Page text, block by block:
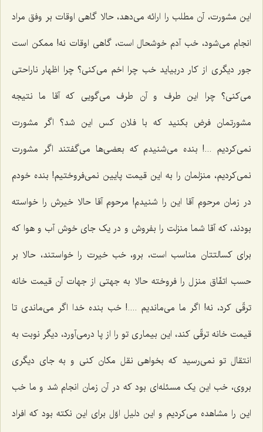
این مشورت، آن مطلب را ارائه می‌دهد، حالا گاهی اوقات بر وفق مراد
انجام می‌شود، خب آدم خوشحال است، گاهی اوقات نه! ممکن است
جور دیگری از کار دربیاید خب چرا اخم می‌کنی؟ چرا اظهار ناراحتی
می‌کنی؟ چرا این طرف و آن طرف می‌گویی که آقا ما نتیجه
مشورتمان فرض بکنید که با فلان کس این شد؟ اگر مشورت
نمی‌کردیم ...! بنده می‌شنیدم که بعضی‌ها می‌گفتند اگر مشورت
نمی‌کردیم، منزلمان را به این قیمت پایین نمی‌فروختیم! بنده خودم
در زمان مرحوم آقا این را شنیدم! مرحوم آقا حالا خیرش را خواسته
بودند، که آقا شما منزلت را بفروش و در یک جای خوش آب و هوا که
برای کسالتتان مناسب است، برو، خب خیرت را خواستند، حالا بر
حسب اتفّاق منزل را فروخته حالا به جهتی از جهات آن قیمت خانه
ترقّی کرد، نه! اگر ما می‌ماندیم ....! خب بنده خدا اگر می‌ماندی تا
قیمت خانه ترقّی کند، این بیماری تو را از پا درمی‌آورد، دیگر نوبت به
انتقال تو نمی‌رسید که بخواهی نقل مکان کنی و به جای دیگری
بروی، خب این یک مسئله‌ای بود که در آن زمان انجام شد و ما خب
این را مشاهده می‌کردیم و این دلیل اوّل برای این نکته بود که افراد